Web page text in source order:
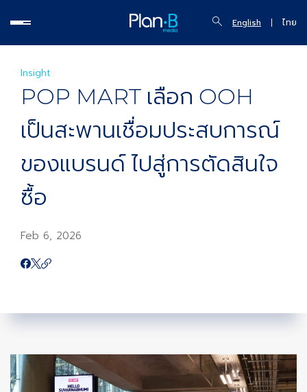
English ไทย
Insight
POP MART เลือก OOH
เป็นสะพานเชื่อมประสบการณ์
ของแบรนด์ ไปสู่การตัดสินใจ
ซื้อ
Feb 6, 2026